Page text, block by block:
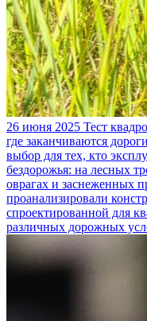
26 июня 2025 Тест
где заканчиваются дороги
выбор для тех, кто
бездорожья: на лесных
оврагах и заснеженных
проанализировали
спроектированной для
различных дорожных